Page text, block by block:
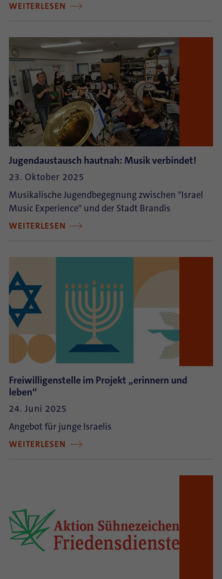
WEITERLESEN
Jugendaustausch hautnah: Musik verbindet!
23. Oktober 2025
Musikalische Jugendbegegnung zwischen "Israel
Music Experience" und der Stadt Brandis
WEITERLESEN
Freiwilligenstelle im Projekt „erinnern und
leben“
24. Juni 2025
Angebot für junge Israelis
WEITERLESEN